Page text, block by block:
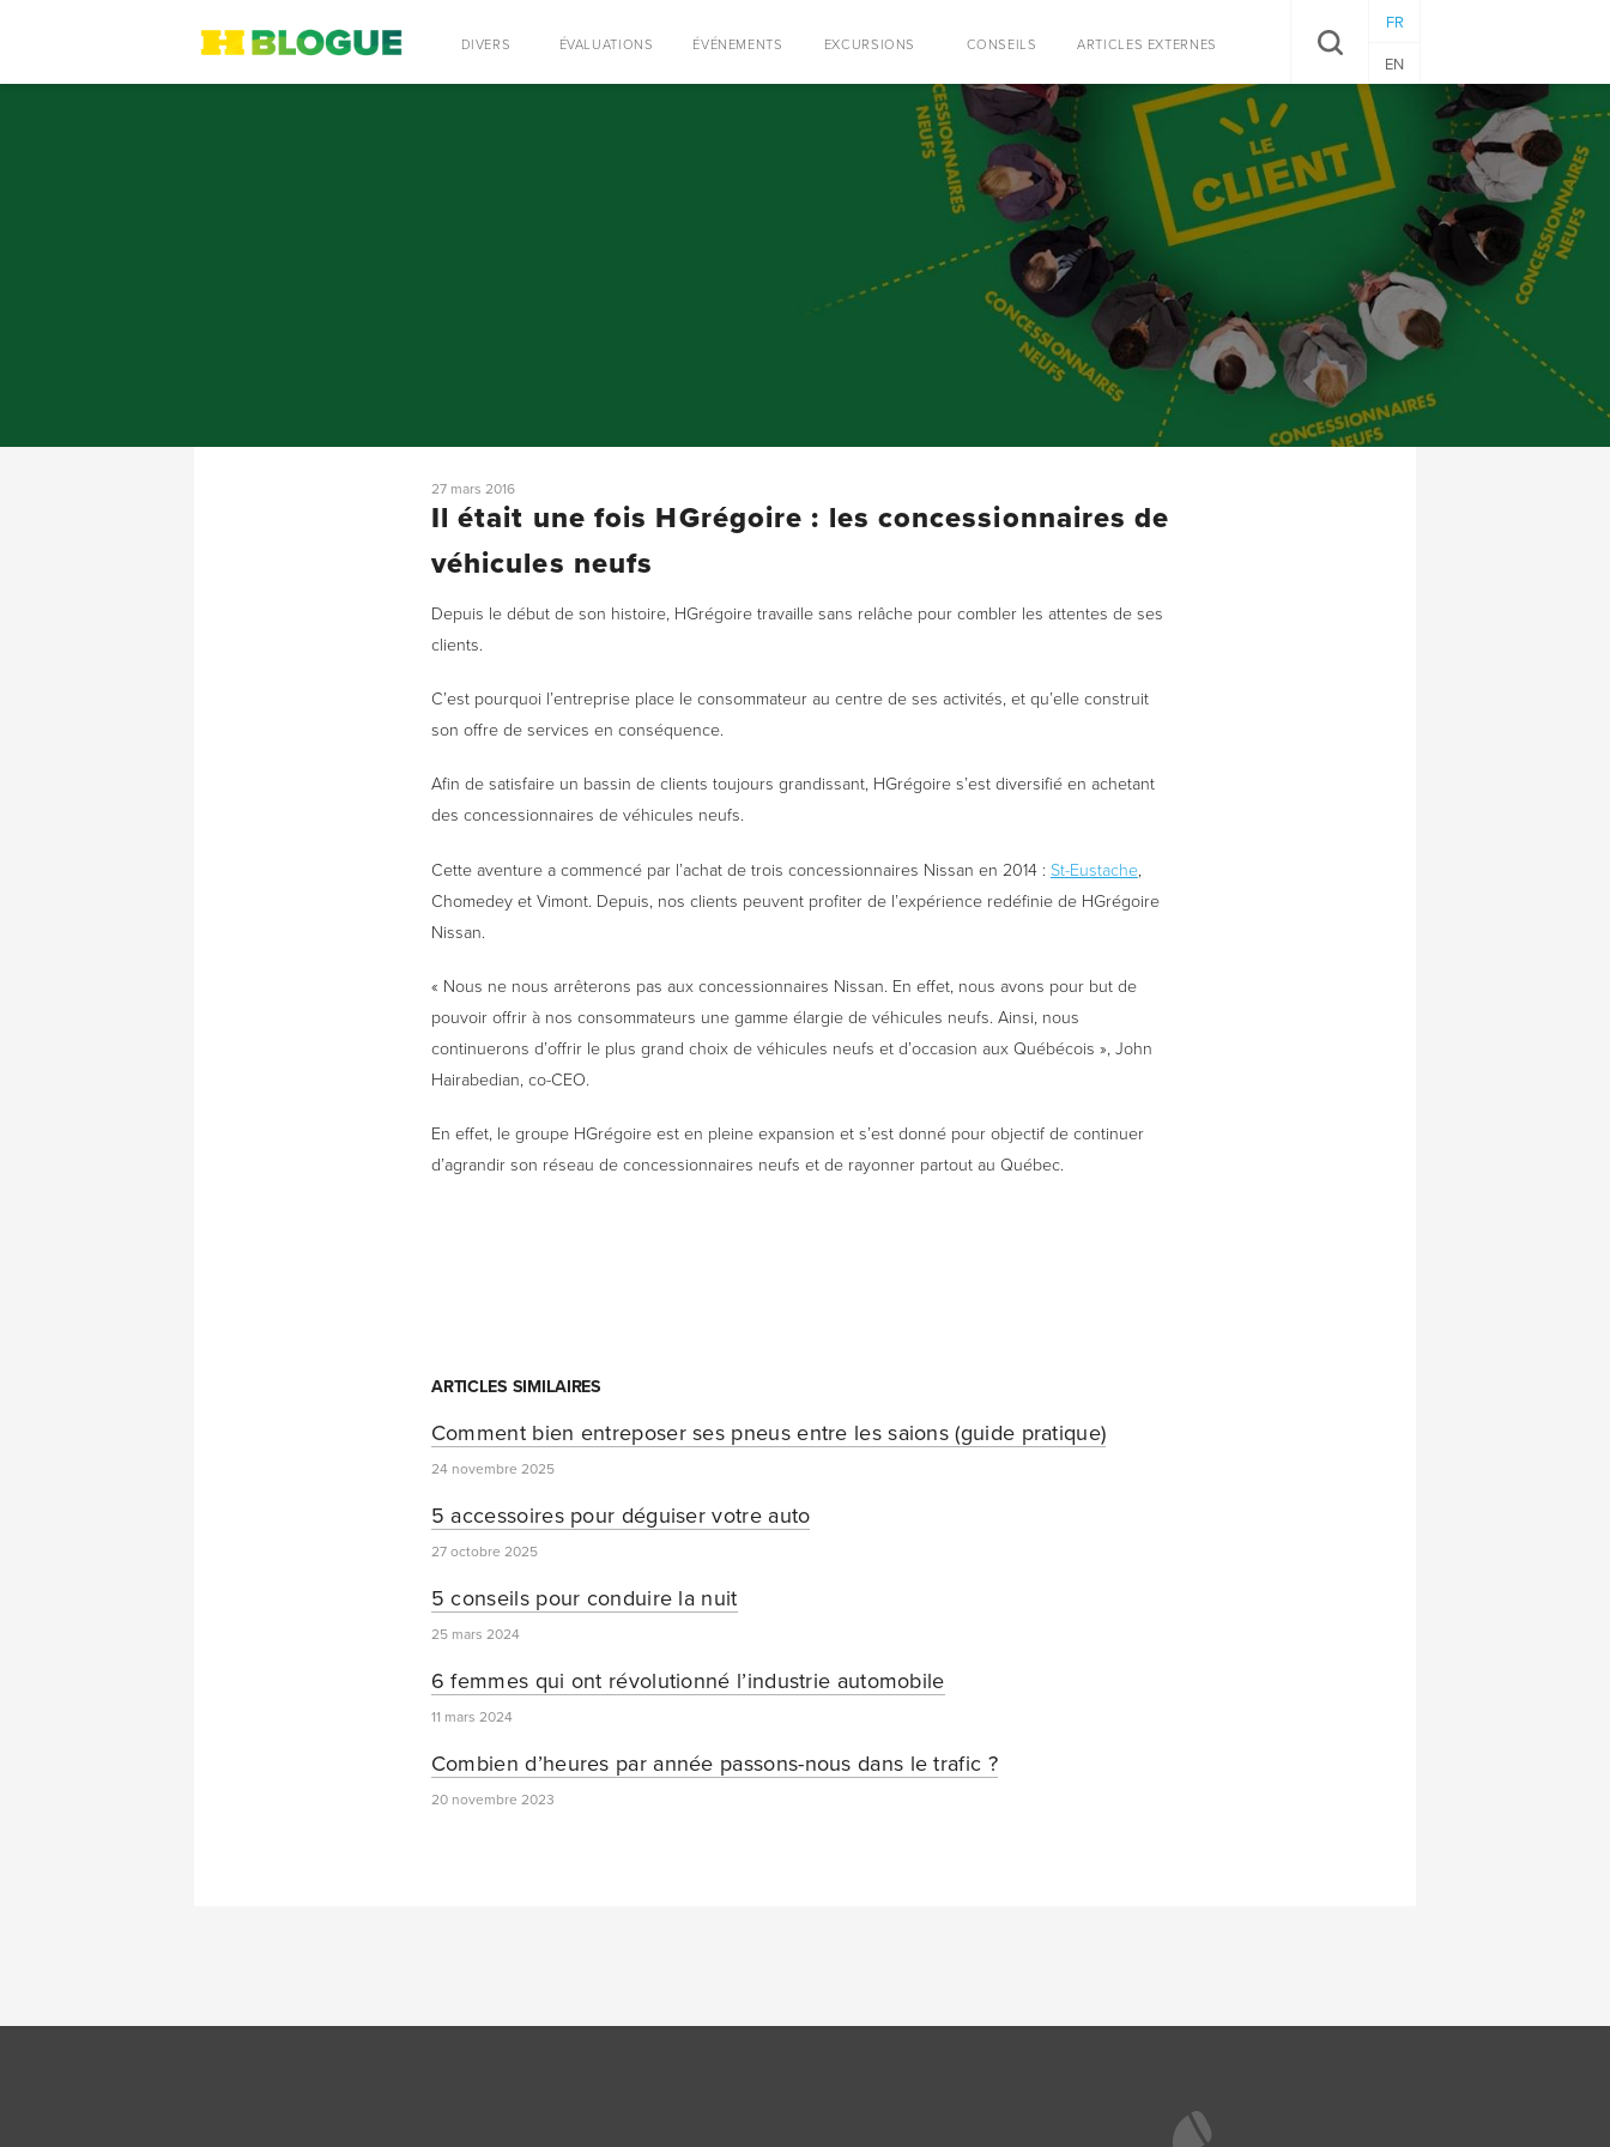
DIVERS ÉVALUATIONS ÉVÉNEMENTS EXCURSIONS CONSEILS ARTICLES EXTERNES
FR
EN
RECHERCHE RECHERCHER
27 mars 2016
Il était une fois HGrégoire : les concessionnaires de
véhicules neufs
Depuis le début de son histoire, HGrégoire travaille sans relâche pour combler les attentes de ses
clients.
C’est pourquoi l’entreprise place le consommateur au centre de ses activités, et qu’elle construit
son offre de services en conséquence.
Afin de satisfaire un bassin de clients toujours grandissant, HGrégoire s’est diversifié en achetant
des concessionnaires de véhicules neufs.
Cette aventure a commencé par l’achat de trois concessionnaires Nissan en 2014 : St-Eustache,
Chomedey et Vimont. Depuis, nos clients peuvent profiter de l’expérience redéfinie de HGrégoire
Nissan.
« Nous ne nous arrêterons pas aux concessionnaires Nissan. En effet, nous avons pour but de
pouvoir offrir à nos consommateurs une gamme élargie de véhicules neufs. Ainsi, nous
continuerons d’offrir le plus grand choix de véhicules neufs et d’occasion aux Québécois », John
Hairabedian, co-CEO.
En effet, le groupe HGrégoire est en pleine expansion et s’est donné pour objectif de continuer
d’agrandir son réseau de concessionnaires neufs et de rayonner partout au Québec.
ARTICLES SIMILAIRES
Comment bien entreposer ses pneus entre les saions (guide pratique)
24 novembre 2025
5 accessoires pour déguiser votre auto
27 octobre 2025
5 conseils pour conduire la nuit
25 mars 2024
6 femmes qui ont révolutionné l’industrie automobile
11 mars 2024
Combien d’heures par année passons-nous dans le trafic ?
20 novembre 2023